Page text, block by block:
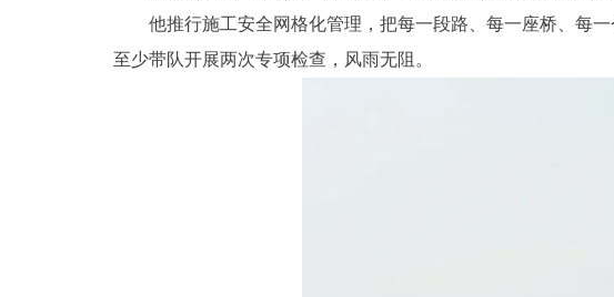
他推行施工安全网格化管理，把每一段路、每一座桥、每
至少带队开展两次专项检查，风雨无阻。